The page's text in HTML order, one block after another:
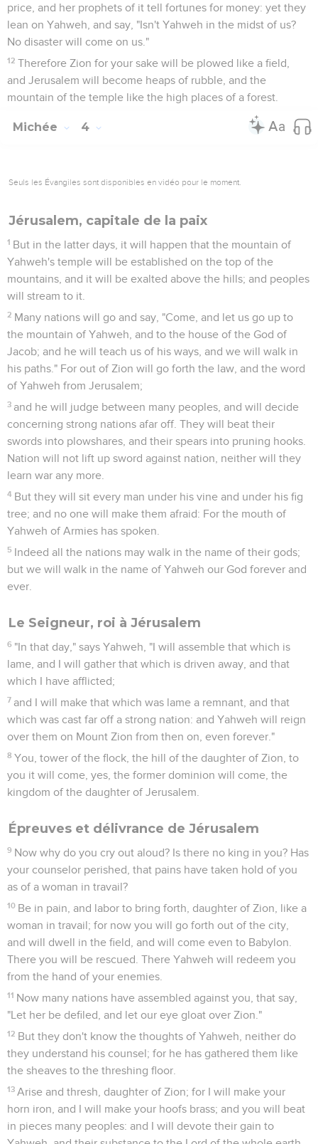
takes it from me and assigns our fields to traitors!'"
5
Therefore you will have no one who divides the land by lot
Ceux qui contestent le message du
prophète
"Don't prophesy!" They prophesy. "Don't prophesy about
angry? Are these his doings? Don't my words do good to him
8 But lately my people have risen up as an enemy. You strip
the robe and clothing from those who pass by without a care,
returning from battle.
9 You drive the women of my people out from their pleasant
houses; from their young children you take away my blessing
forever.
10 Arise, and depart! For this is not your resting place,
because of uncleanness that destroys, even with a grievous
destruction.
11
If a man walking in a spirit of falsehood lies: "I will
prophesy to you of wine and of strong drink"; he would be
the prophet of this people.
12 I will surely assemble, Jacob, all of you; I will surely gather
the remnant of Israel; I will put them together as the sheep of
Bozrah, as a flock in the midst of their pasture; they will
swarm with people.
13 He who breaks open the way goes up before them. They
break through the gate, and go out. And their king passes on
before them, with Yahweh at their head.
Michée
Avertissement aux dirigeants
1 I said, "Please listen, you heads of Jacob, and rulers of the
house of Israel: Isn't it for you to know justice?
2 You who hate the good, and love the evil; who tear off
their skin, and their flesh from off their bones;
3 who also eat the flesh of my people, and flay their skin from
off them, and break their bones, and chop them in pieces, as
4 Then they will cry to Yahweh, but he will not answer them.
Yes, he will hide his face from them at that time, because
they made their deeds evil."
Avertissement aux prophètes qui trompent
le peuple
5 Thus says Yahweh concerning the prophets who lead my
people astray; for those who feed their teeth, they proclaim,
"Peace!" and whoever doesn't provide for their mouths, they
prepare war against him:
6 "Therefore night is over you, with no vision, and it is dark to
you, that you may not divine; and the sun will go down on
the prophets, and the day will be black over them.
7 The seers shall be disappointed, and the diviners
confounded. Yes, they shall all cover their lips; for there is no
answer from God ."
8 But as for me, I am full of power by the Spirit of Yahweh,